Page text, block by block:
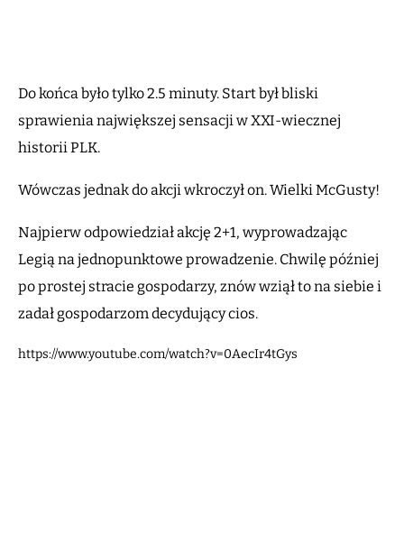
Do końca było tylko 2.5 minuty. Start był bliski
sprawienia największej sensacji w XXI-wiecznej
historii PLK.
Wówczas jednak do akcji wkroczył on. Wielki McGusty!
Najpierw odpowiedział akcję 2+1, wyprowadzając
Legią na jednopunktowe prowadzenie. Chwilę później
po prostej stracie gospodarzy, znów wziął to na siebie i
zadał gospodarzom decydujący cios.
https://www.youtube.com/watch?v=0AecIr4tGys